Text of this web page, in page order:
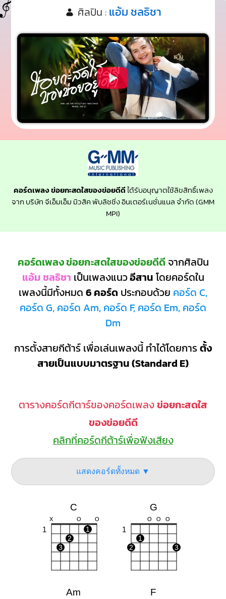
ศิลปิน : แอ้ม ชลธิชา
คอร์ดเพลง ข่อยกะสดใสของข่อยดีดีได้รับอนุญาตใช้ลิขสิทธิ์เพลง
จาก บริษัท จีเอ็มเอ็ม มิวสิค พับลิชชิ่ง อินเตอร์เนชั่นแนล จำกัด (GMM
MPI)
คอร์ดเพลง ข่อยกะสดใสของข่อยดีดี จากศิลปิน
แอ้ม ชลธิชา เป็นเพลงแนวอีสาน โดยคอร์ดใน
เพลงนี้มีทั้งหมด 6 คอร์ด ประกอบด้วย คอร์ด C,
คอร์ด G, คอร์ด Am, คอร์ด F, คอร์ด Em, คอร์ด
Dm
การตั้งสายกีต้าร์ เพื่อเล่นเพลงนี้ ทำได้โดยการตั้ง
สายเป็นแบบมาตรฐาน (Standard E)
ตารางคอร์ดกีตาร์ของคอร์ดเพลงข่อยกะสดใส
ของข่อยดีดี
คลิกที่คอร์ดกีต้าร์เพื่อฟังเสียง
แสดงคอร์ดทั้งหมด ▼
C
X O O
1
1
2
3
G
O O O
1
1
2
3
Am F